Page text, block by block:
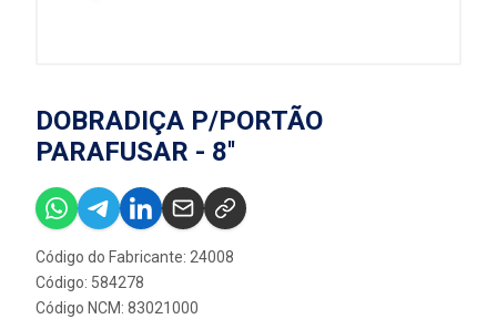
DOBRADIÇA P/PORTÃO
PARAFUSAR - 8''
Código do Fabricante: 24008
Código: 584278
Código NCM: 83021000